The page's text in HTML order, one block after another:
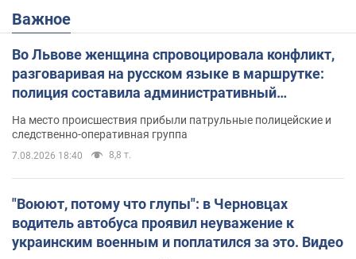
Важное
Во Львове женщина спровоцировала конфликт,
разговаривая на русском языке в маршрутке:
полиция составила административный
На место происшествия прибыли патрульные полицейские и
следственно-оперативная группа
7.08.2026 18:40 8,8 т.
"Воюют, потому что глупы": в Черновцах
водитель автобуса проявил неуважение к
украинским военным и поплатился за это. Видео